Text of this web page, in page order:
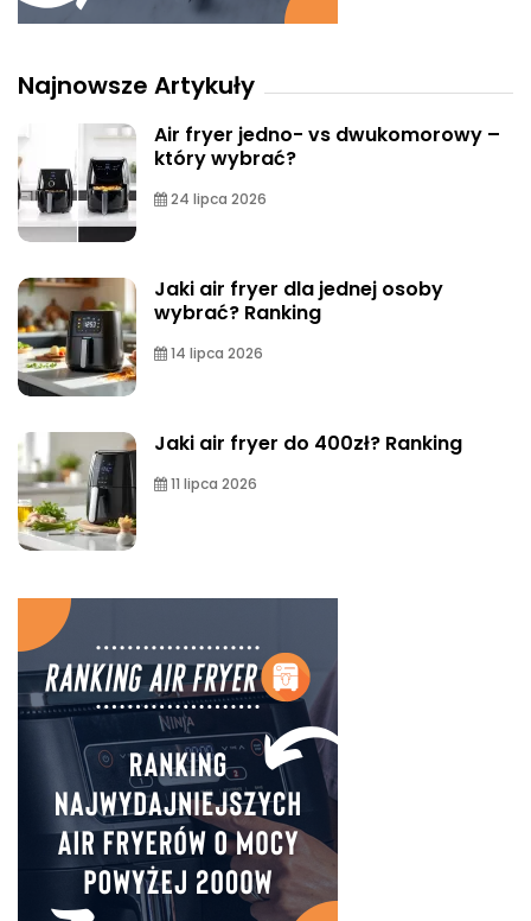
Najnowsze Artykuły
Air fryer jedno- vs dwukomorowy –
który wybrać?
24 lipca 2026
Jaki air fryer dla jednej osoby
wybrać? Ranking
14 lipca 2026
Jaki air fryer do 400zł? Ranking
11 lipca 2026